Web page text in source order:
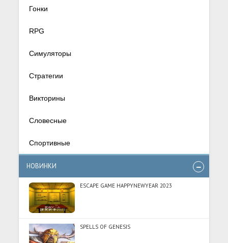
Гонки
RPG
Симуляторы
Стратегии
Викторины
Словесные
Спортивные
НОВИНКИ
ESCAPE GAME HAPPYNEWYEAR 2023
SPELLS OF GENESIS